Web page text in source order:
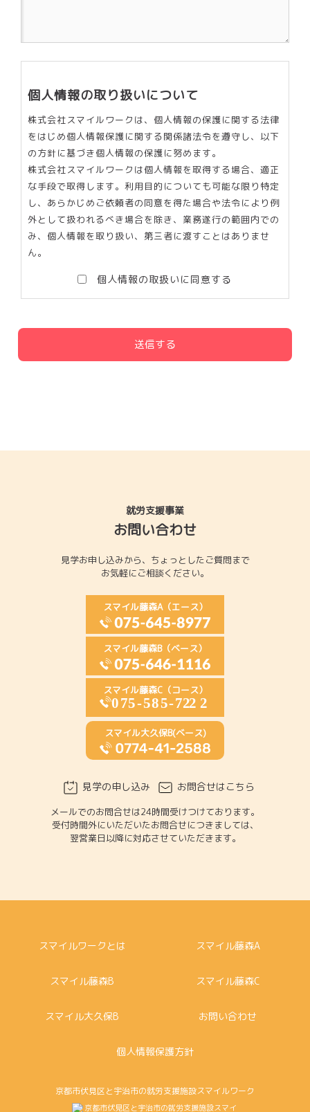
個人情報の取り扱いについて
株式会社スマイルワークは、個人情報の保護に関する法律
をはじめ個人情報保護に関する関係諸法令を遵守し、以下
の方針に基づき個人情報の保護に努めます。
株式会社スマイルワークは個人情報を取得する場合、適正
な手段で取得します。利用目的についても可能な限り特定
し、あらかじめご依頼者の同意を得た場合や法令により例
外として扱われるべき場合を除き、業務遂行の範囲内での
み、個人情報を取り扱い、第三者に渡すことはありませ
ん。
個人情報の取扱いに同意する
の
空
就労支援事業
お問い合わせ
見学お申し込みから、 ちょっとしたご質問まで
お気軽にご相談ください。
スマイル藤森A（エース）
スマイル藤森B（ベース）
スマイル藤森C（コース）
スマイル大久保B(ベース)
見学の申し込み お問合せはこちら
メールでのお問合せは24時間受けつけております。
受付時間外にいただいたお問合せにつきましては、
翌営業日以降に対応させていただきます。
スマイルワークとは スマイル藤森A
スマイル藤森B スマイル藤森C
スマイル大久保B お問い合わせ
個人情報保護方針
京都市伏見区と宇治市の就労支援施設スマイルワーク